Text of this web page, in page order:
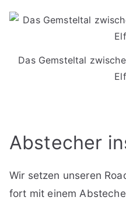
Das Gemsteltal
Abstecher
Wir setzen unseren
fort mit einem